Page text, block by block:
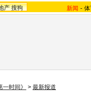
产 搜狗 新闻 -
一时间》 > 最新报道